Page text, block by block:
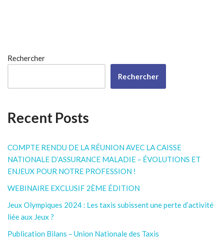
Rechercher
Rechercher
Recent Posts
COMPTE RENDU DE LA RÉUNION AVEC LA CAISSE
NATIONALE D’ASSURANCE MALADIE – ÉVOLUTIONS ET
ENJEUX POUR NOTRE PROFESSION !
WEBINAIRE EXCLUSIF 2ÈME ÉDITION
Jeux Olympiques 2024 : Les taxis subissent une perte d’activité
liée aux Jeux ?
Publication Bilans – Union Nationale des Taxis